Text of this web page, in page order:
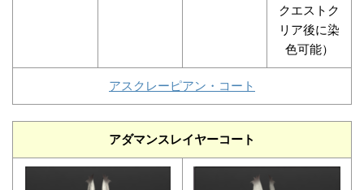
クエストク
リア後に染
色可能）
アスクレーピアン・コート
アダマンスレイヤーコート